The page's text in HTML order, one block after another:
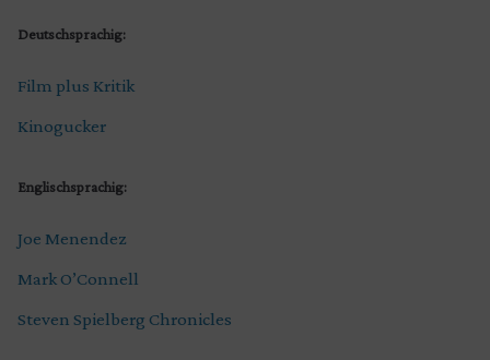
Deutschsprachig:
Film plus Kritik
Kinogucker
Englischsprachig:
Joe Menendez
Mark O’Connell
Steven Spielberg Chronicles